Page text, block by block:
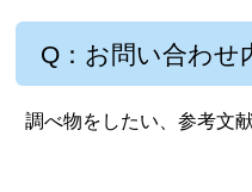
Q：お問い合わせ
調べ物をしたい、参考文